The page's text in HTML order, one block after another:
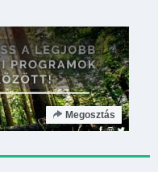
Megosztás